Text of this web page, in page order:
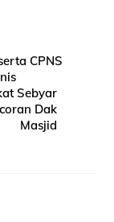
CPNS
Sebyar
Dak
Masjid